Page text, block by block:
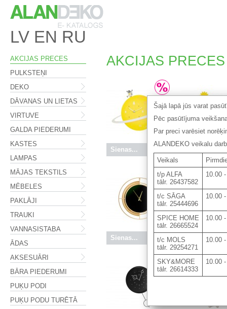
LV EN RU
AKCIJAS PRECES
Šajā lapā jūs varat
Pēc pasūtījuma
Par preci varēsiet
ALANDEKO veikalu
Veikals
t/p ALFA
tālr. 26437582
10.00
t/c SĀGA
tālr. 25444696
10.00
SPICE HOME
tālr. 26665524
10.00
t/c MOLS
tālr. 29254271
10.00
SKY&MORE
tālr. 26614333
10.00
Sienas...
48.93 €
Sienas... Sienas...
AKCIJAS PRECES
PULKSTEŅI
DEKO
DĀVANAS UN LIETAS
VIRTUVE
GALDA PIEDERUMI
KASTES
LAMPAS
MĀJAS TEKSTILS
MĒBELES
PAKLĀJI
TRAUKI
VANNASISTABA
ĀDAS
AKSESUĀRI
BĀRA PIEDERUMI
PUĶU PODI
PUĶU PODU TURĒTĀ